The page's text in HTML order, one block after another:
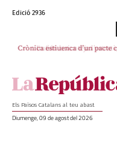
Edició 2936
Crònica estiuenca d’un pacte
Rufián boicoteja
Els Països Catalans al teu abast
Diumenge, 09 de agost del 2026